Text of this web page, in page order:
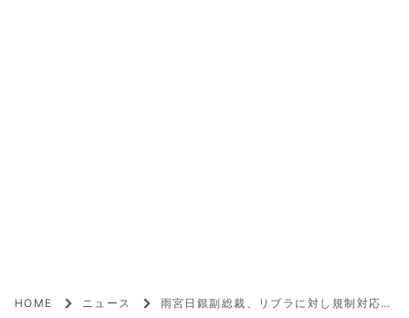
HOME ニュース
雨宮日銀副総裁、リブラに対し規制対応や